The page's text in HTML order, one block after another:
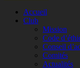
Accueil
Club
Mission
Code
Conseil
Comités
Actualités